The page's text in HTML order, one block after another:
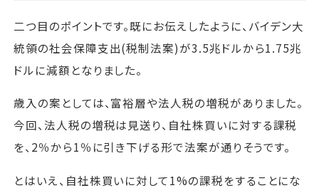
二つ目のポイントです。既にお伝えしたように、バイデン大
統領の社会保障支出(税制法案)が3.5兆ドルから1.75兆
ドルに減額となりました。
歳入の案としては、富裕層や法人税の増税がありました。
今回、法人税の増税は見送り、自社株買いに対する課税
を、2％から1％に引き下げる形で法案が通りそうです。
とはいえ、自社株買いに対して1%の課税をすることにな